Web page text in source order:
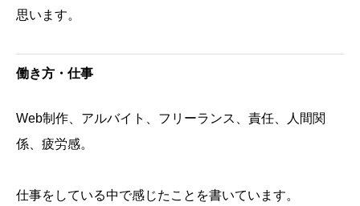
思います。
働き方・仕事
Web制作、アルバイト、フリーランス、責任、人間関
係、疲労感。
仕事をしている中で感じたことを書いています。